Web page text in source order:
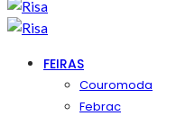
FEIRAS
Couromoda
Febrac